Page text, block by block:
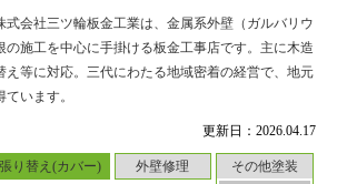
更新日：2026.04.17
り替え(カバー) 外壁修理
その他塗装
式会社三ツ輪板金工業は、金属系外壁（ガルバリウ
の施工を中心に手掛ける板金工事店です。主に木造
え等に対応。三代にわたる地域密着の経営で、地元
います。